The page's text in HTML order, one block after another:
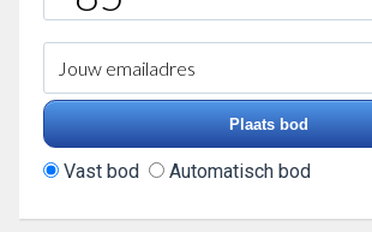
Vast bod Automatisch bod